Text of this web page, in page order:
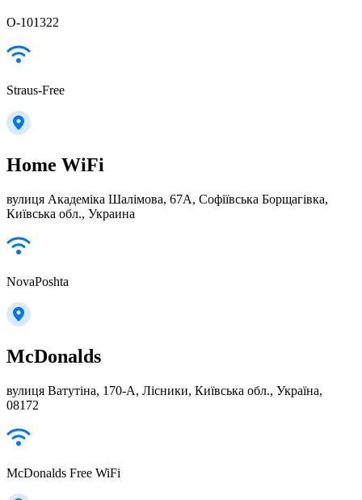
О-101322
Straus-Free
Home WiFi
вулиця Академіка Шалімова, 67А, Софіївська Борщагівка,
Київська обл., Украина
NovaPoshta
McDonalds
вулиця Ватутіна, 170-А, Лісники, Київська обл., Україна,
08172
McDonalds Free WiFi